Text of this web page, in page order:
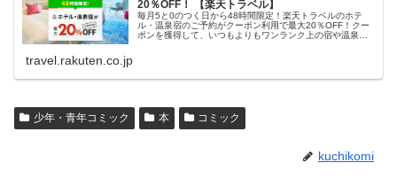
20％OFF！ 【楽天トラベル】
毎月5と0のつく日から48時間限定！楽天トラベルのホテ
ル・温泉宿のご予約がクーポン利用で最大20％OFF！クー
ポンを獲得して、いつもよりもワンランク上の宿や温泉宿
travel.rakuten.co.jp
少年・青年コミック 本 コミック
kuchikomi